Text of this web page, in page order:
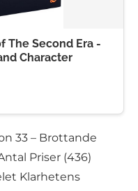
The Second Era -
Character
33 – Brottande
Priser (436)
Klarhetens